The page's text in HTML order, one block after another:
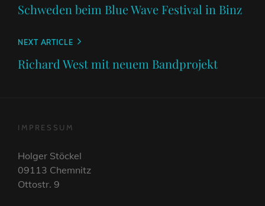
Schweden beim Blue Wave Festival in Binz
Next
Post
NEXT ARTICLE
Richard West mit neuem Bandprojekt
IMPRESSUM
Holger Stöckel
09113 Chemnitz
Ottostr. 9